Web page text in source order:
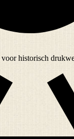
historisch